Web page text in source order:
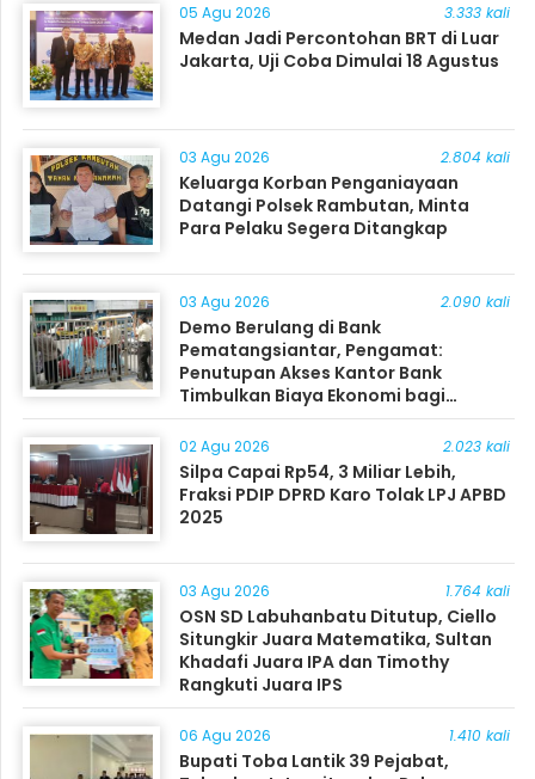
05 Agu 2026 3.333 kali
Medan Jadi Percontohan BRT di Luar
Jakarta, Uji Coba Dimulai 18 Agustus
03 Agu 2026 2.804 kali
Keluarga Korban Penganiayaan
Datangi Polsek Rambutan, Minta
Para Pelaku Segera Ditangkap
03 Agu 2026 2.090 kali
Demo Berulang di Bank
Pematangsiantar, Pengamat:
Penutupan Akses Kantor Bank
Timbulkan Biaya Ekonomi bagi
Masyarakat
02 Agu 2026 2.023 kali
Silpa Capai Rp54, 3 Miliar Lebih,
Fraksi PDIP DPRD Karo Tolak LPJ APBD
2025
03 Agu 2026 1.764 kali
OSN SD Labuhanbatu Ditutup, Ciello
Situngkir Juara Matematika, Sultan
Khadafi Juara IPA dan Timothy
Rangkuti Juara IPS
06 Agu 2026 1.410 kali
Bupati Toba Lantik 39 Pejabat,